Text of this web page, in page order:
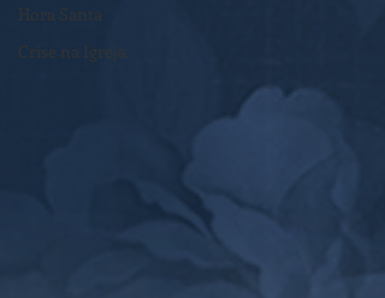
Hora Santa
Crise na Igreja